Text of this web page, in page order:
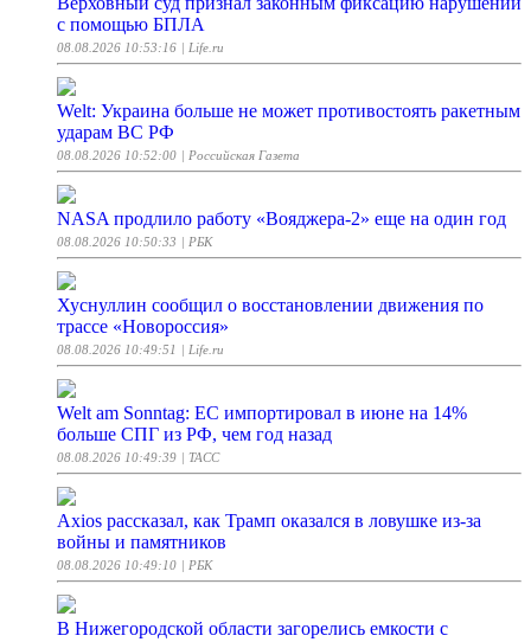
с помощью БПЛА
08.08.2026 10:53:16 | Life.ru
Welt: Украина больше не может противостоять ракетным
ударам ВС РФ
08.08.2026 10:52:00 | Российская Газета
NASA продлило работу «Вояджера-2» еще на один год
08.08.2026 10:50:33 | РБК
Хуснуллин сообщил о восстановлении движения по
трассе «Новороссия»
08.08.2026 10:49:51 | Life.ru
Welt am Sonntag: ЕС импортировал в июне на 14%
больше СПГ из РФ, чем год назад
08.08.2026 10:49:39 | ТАСС
Axios рассказал, как Трамп оказался в ловушке из-за
войны и памятников
08.08.2026 10:49:10 | РБК
В Нижегородской области загорелись емкости с